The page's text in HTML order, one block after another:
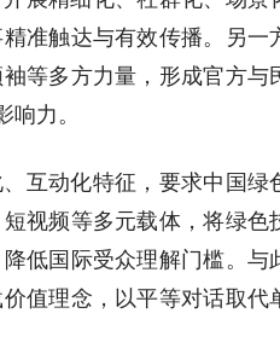
准触达与有效传播。另一
等多方力量，形成官方与
力。
互动化特征，要求中国绿
视频等多元载体，将绿色
低国际受众理解门槛。与
值理念，以平等对话取代